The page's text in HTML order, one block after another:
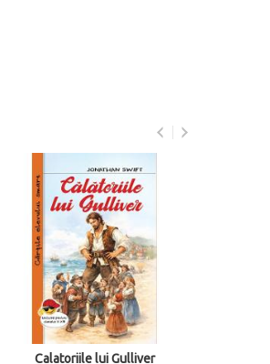
- 20%
Calatoriile lui Gulliver